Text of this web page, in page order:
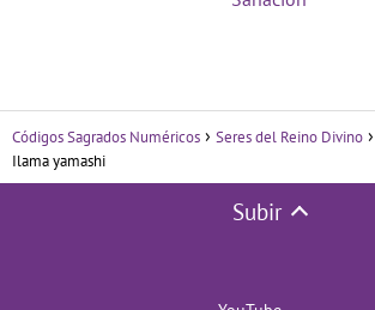
Códigos Sagrados Numéricos Seres del Reino Divino
Ilama yamashi
Subir